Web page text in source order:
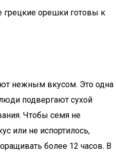
грецкие орешки готовы к
нежным вкусом. Это одна
подвергают сухой
Чтобы семя не
или не испортилось,
более 12 часов. В